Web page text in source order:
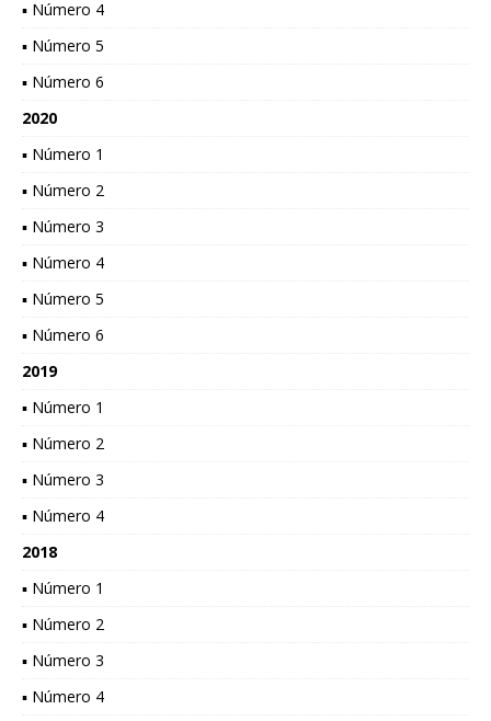
▪ Número 4
▪ Número 5
▪ Número 6
2020
▪ Número 1
▪ Número 2
▪ Número 3
▪ Número 4
▪ Número 5
▪ Número 6
2019
▪ Número 1
▪ Número 2
▪ Número 3
▪ Número 4
2018
▪ Número 1
▪ Número 2
▪ Número 3
▪ Número 4